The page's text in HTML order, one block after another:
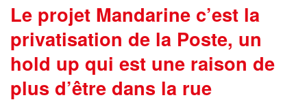
Le projet Mandarine c’est la
privatisation de la Poste, un
hold up qui est une raison de
plus d’être dans la rue